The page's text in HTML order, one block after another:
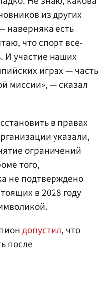
из других
наверняка есть
что спорт все-
И участие наших
играх — часть
миссии», — сказал
в правах
указали,
ограничений
того,
не подтверждено
в 2028 году
допустил, что
после